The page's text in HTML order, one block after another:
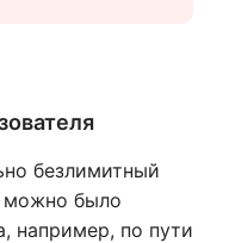
безлимитный
можно было
например, по пути